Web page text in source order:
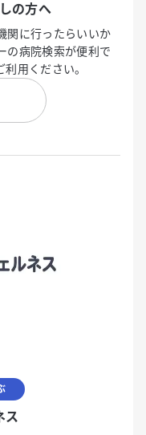
の方へ
関に行ったらいいか
の病院検索が便利で
用ください。
ス